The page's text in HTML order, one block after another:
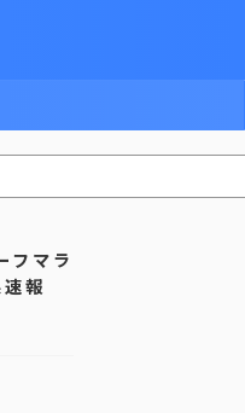
フマラ
報